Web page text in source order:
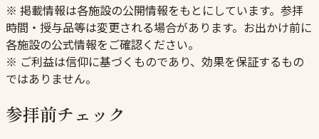
※ 掲載情報は各施設の公開情報をもとにしています。参拝
時間・授与品等は変更される場合があります。お出かけ前に
各施設の公式情報をご確認ください。
※ ご利益は信仰に基づくものであり、効果を保証するもの
ではありません。
参拝前チェック